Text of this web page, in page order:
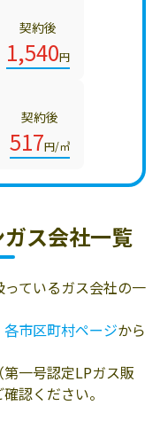
契約後
1,540円
契約後
517円/㎥
ス会社一覧
ているガス会社の一
各市区町村ページから
一号認定LPガス販
認ください。